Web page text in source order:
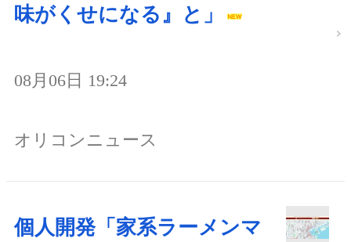
味がくせになる』と」
08月06日 19:24
オリコンニュース
個人開発「家系ラーメンマ